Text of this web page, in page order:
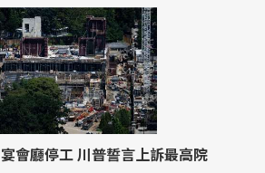
會廳停工 川普誓言上訴最高院